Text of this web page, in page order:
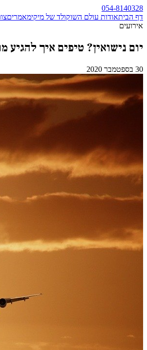
054-8140328
דף הביתאודות עולם השוקולד של מיקימאמרים
אירועים
יום נישואין? טיפים איך להגיע
30 בספטמבר 2020